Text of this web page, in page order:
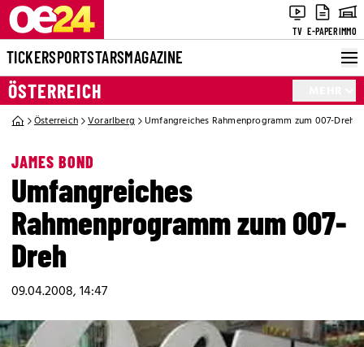
TV E-PAPERIMMO
TICKERSPORTSTARSMAGAZINE
ÖSTERREICH
Österreich Vorarlberg Umfangreiches Rahmenprogramm zum 007-Dreh
JAMES BOND
Umfangreiches
Rahmenprogramm zum 007-
Dreh
09.04.2008, 14:47